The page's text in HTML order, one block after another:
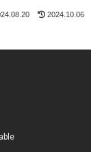
2024.10.06